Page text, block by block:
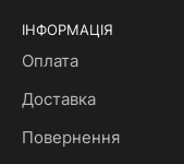
ІНФОРМАЦІЯ
Оплата
Доставка
Повернення